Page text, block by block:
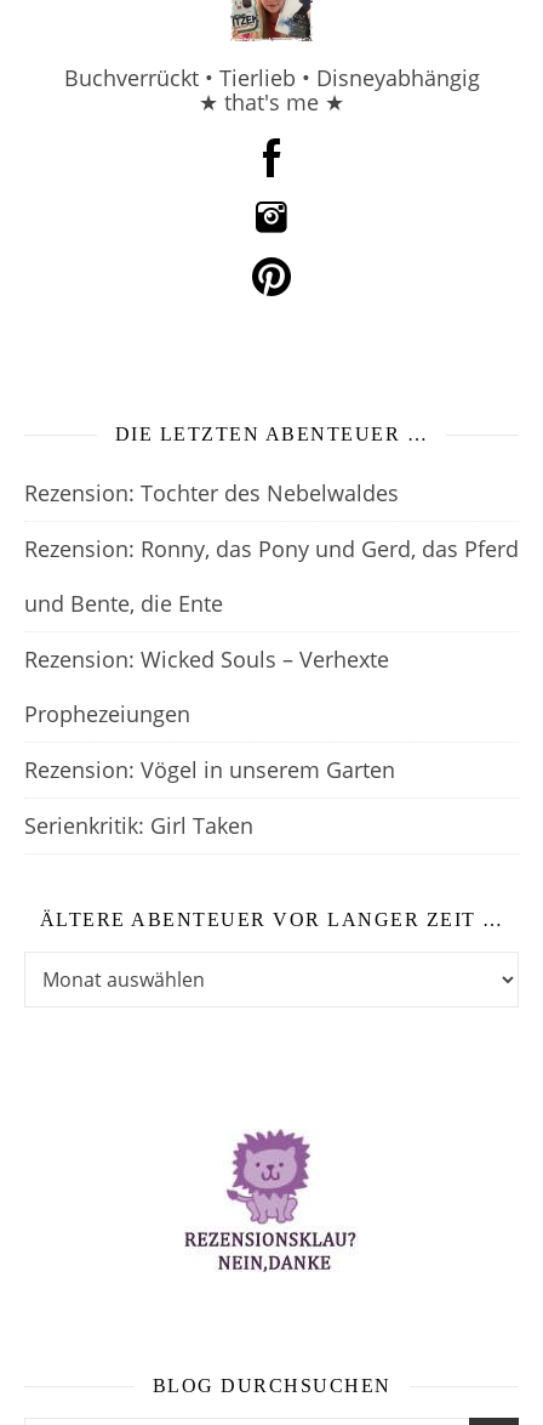
Buchverrückt • Tierlieb • Disneyabhängig
★ that's me ★
DIE LETZTEN ABENTEUER …
Rezension: Tochter des Nebelwaldes
Rezension: Ronny, das Pony und Gerd, das Pferd
und Bente, die Ente
Rezension: Wicked Souls – Verhexte
Prophezeiungen
Rezension: Vögel in unserem Garten
Serienkritik: Girl Taken
ÄLTERE ABENTEUER VOR LANGER ZEIT …
BLOG DURCHSUCHEN